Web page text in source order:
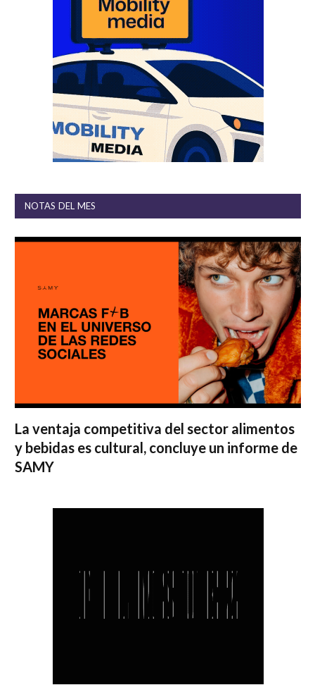
NOTAS DEL MES
La ventaja competitiva del sector alimentos
y bebidas es cultural, concluye un informe de
SAMY